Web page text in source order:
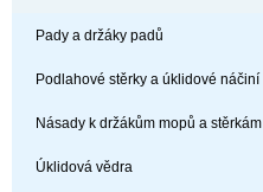
Pady a držáky padů
Podlahové stěrky a úklidové náčiní
Násady k držákům mopů a stěrkám
Úklidová vědra